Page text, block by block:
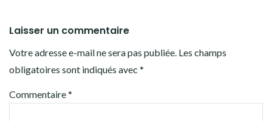
Laisser un commentaire
Votre adresse e-mail ne sera pas publiée. Les champs
obligatoires sont indiqués avec *
Commentaire*